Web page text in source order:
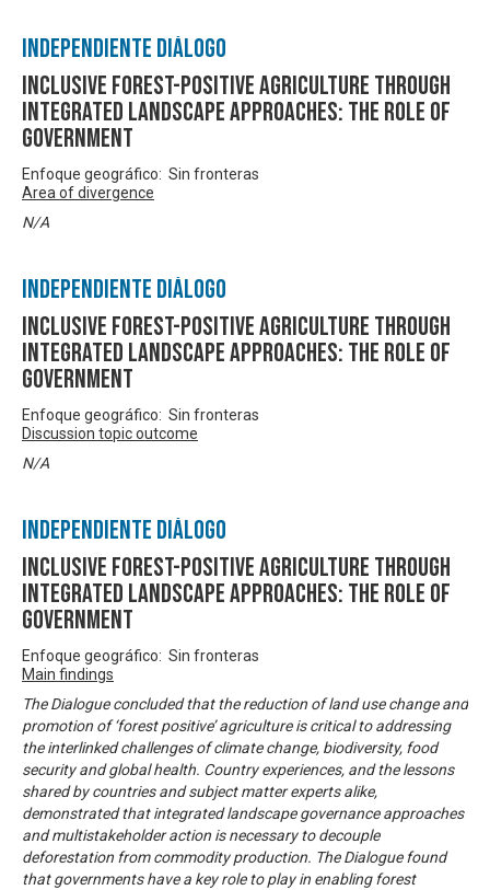
Independiente Diálogo
Inclusive forest-positive agriculture through
integrated landscape approaches: the role of
government
Enfoque geográfico: Sin fronteras
Area of divergence
N/A
Independiente Diálogo
Inclusive forest-positive agriculture through
integrated landscape approaches: the role of
government
Enfoque geográfico: Sin fronteras
Discussion topic outcome
N/A
Independiente Diálogo
Inclusive forest-positive agriculture through
integrated landscape approaches: the role of
government
Enfoque geográfico: Sin fronteras
Main findings
The Dialogue concluded that the reduction of land use change and
promotion of ‘forest positive’ agriculture is critical to addressing
the interlinked challenges of climate change, biodiversity, food
security and global health. Country experiences, and the lessons
shared by countries and subject matter experts alike,
demonstrated that integrated landscape governance approaches
and multistakeholder action is necessary to decouple
deforestation from commodity production. The Dialogue found
that governments have a key role to play in enabling forest